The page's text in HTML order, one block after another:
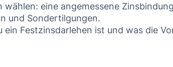
wählen: eine angemessene
und Sondertilgungen.
ein Festzinsdarlehen ist und was die